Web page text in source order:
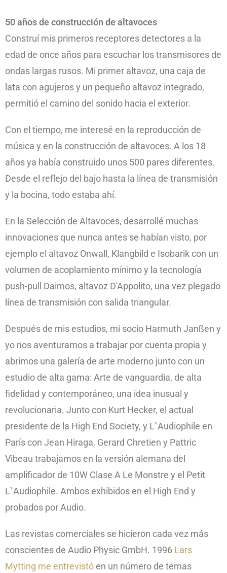
50 años de construcción de altavoces
Construí mis primeros receptores detectores a la
edad de once años para escuchar los transmisores de
ondas largas rusos. Mi primer altavoz, una caja de
lata con agujeros y un pequeño altavoz integrado,
permitió el camino del sonido hacia el exterior.
Con el tiempo, me interesé en la reproducción de
música y en la construcción de altavoces. A los 18
años ya había construido unos 500 pares diferentes.
Desde el reflejo del bajo hasta la línea de transmisión
y la bocina, todo estaba ahí.
En la Selección de Altavoces, desarrollé muchas
innovaciones que nunca antes se habían visto, por
ejemplo el altavoz Onwall, Klangbild e Isobarik con un
volumen de acoplamiento mínimo y la tecnología
push-pull Daimos, altavoz D'Appolito, una vez plegado
línea de transmisión con salida triangular.
Después de mis estudios, mi socio Harmuth Janßen y
yo nos aventuramos a trabajar por cuenta propia y
abrimos una galería de arte moderno junto con un
estudio de alta gama: Arte de vanguardia, de alta
fidelidad y contemporáneo, una idea inusual y
revolucionaria. Junto con Kurt Hecker, el actual
presidente de la High End Society, y L`Audiophile en
París con Jean Hiraga, Gerard Chretien y Pattric
Vibeau trabajamos en la versión alemana del
amplificador de 10W Clase A Le Monstre y el Petit
L`Audiophile. Ambos exhibidos en el High End y
probados por Audio.
Las revistas comerciales se hicieron cada vez más
conscientes de Audio Physic GmbH. 1996 Lars
Mytting me entrevistó en un número de temas